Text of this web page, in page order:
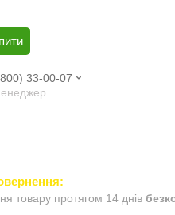
33-00-07
товару протягом 14 днів